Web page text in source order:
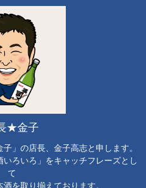
★金子
」の店長、金子高志と申します。
ろいろ」をキャッチフレーズとし
て
を取り揃えております。